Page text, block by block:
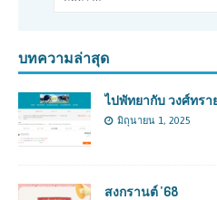
บทความล่าสุด
ไปพัทยากับ วงศ์ทรา
มิถุนายน 1, 2025
สงกรานต์ ’68